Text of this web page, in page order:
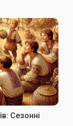
Сезонні